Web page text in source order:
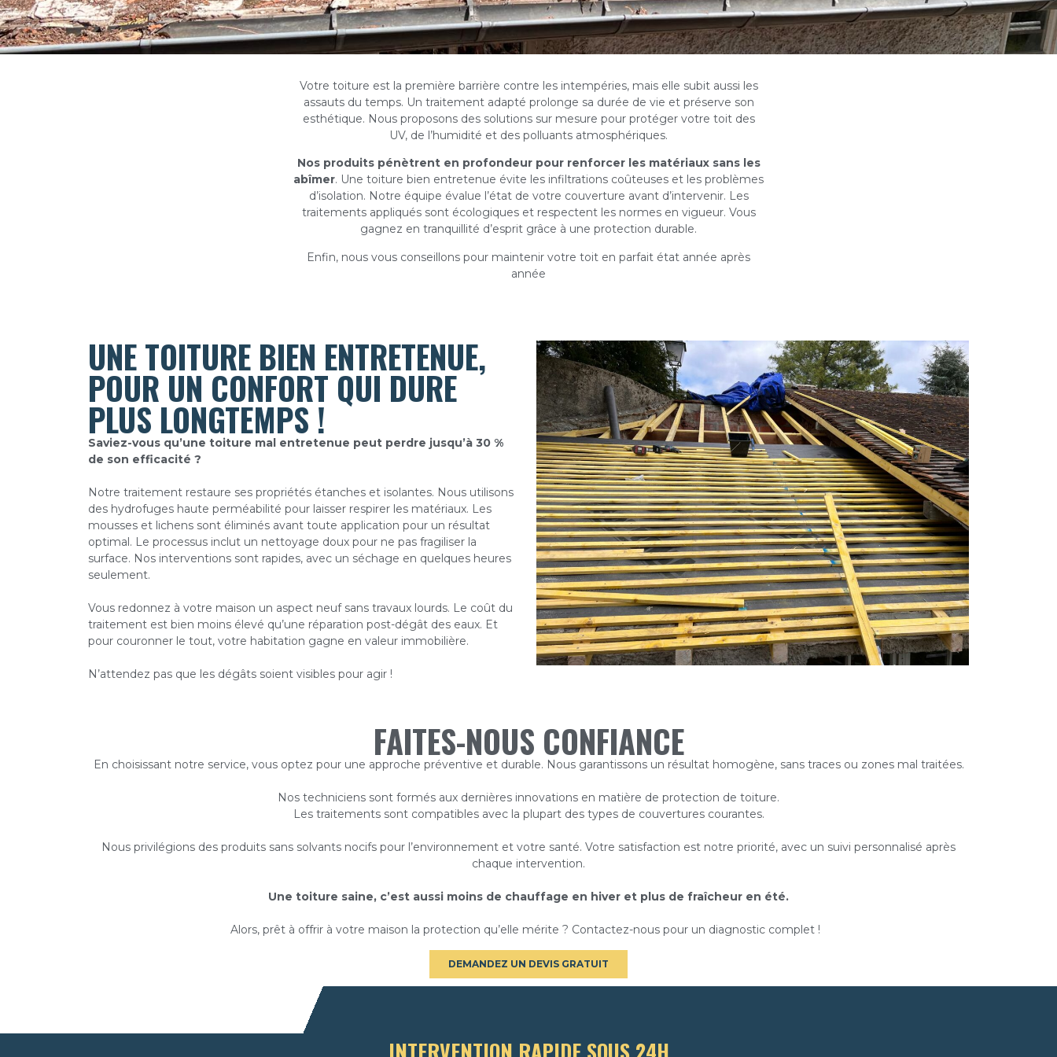
Votre toiture est la première barrière contre les intempéries, mais elle subit aussi les
assauts du temps. Un traitement adapté prolonge sa durée de vie et préserve son
esthétique. Nous proposons des solutions sur mesure pour protéger votre toit des
UV, de l’humidité et des polluants atmosphériques.
Nos produits pénètrent en profondeur pour renforcer les matériaux sans les
abîmer. Une toiture bien entretenue évite les infiltrations coûteuses et les problèmes
d’isolation. Notre équipe évalue l’état de votre couverture avant d’intervenir. Les
traitements appliqués sont écologiques et respectent les normes en vigueur. Vous
gagnez en tranquillité d’esprit grâce à une protection durable.
Enfin, nous vous conseillons pour maintenir votre toit en parfait état année après
année
UNE TOITURE BIEN ENTRETENUE,
POUR UN CONFORT QUI DURE
PLUS LONGTEMPS !
Saviez-vous qu’une toiture mal entretenue peut perdre jusqu’à 30 %
de son efficacité ?
Notre traitement restaure ses propriétés étanches et isolantes. Nous utilisons
des hydrofuges haute perméabilité pour laisser respirer les matériaux. Les
mousses et lichens sont éliminés avant toute application pour un résultat
optimal. Le processus inclut un nettoyage doux pour ne pas fragiliser la
surface. Nos interventions sont rapides, avec un séchage en quelques heures
seulement.
Vous redonnez à votre maison un aspect neuf sans travaux lourds. Le coût du
traitement est bien moins élevé qu’une réparation post-dégât des eaux. Et
pour couronner le tout, votre habitation gagne en valeur immobilière.
N’attendez pas que les dégâts soient visibles pour agir !
FAITES-NOUS CONFIANCE
En choisissant notre service, vous optez pour une approche préventive et durable. Nous garantissons un résultat homogène, sans traces ou zones mal traitées.
Nos techniciens sont formés aux dernières innovations en matière de protection de toiture.
Les traitements sont compatibles avec la plupart des types de couvertures courantes.
Nous privilégions des produits sans solvants nocifs pour l’environnement et votre santé. Votre satisfaction est notre priorité, avec un suivi personnalisé après
chaque intervention.
Une toiture saine, c’est aussi moins de chauffage en hiver et plus de fraîcheur en été.
Alors, prêt à offrir à votre maison la protection qu’elle mérite ? Contactez-nous pour un diagnostic complet !
DEMANDEZ UN DEVIS GRATUIT